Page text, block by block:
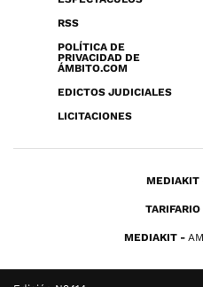
RSS
POLÍTICA DE
PRIVACIDAD DE
ÁMBITO.COM
EDICTOS JUDICIALES
LICITACIONES
MEDIAKIT
TARIFARIO
MEDIAKIT